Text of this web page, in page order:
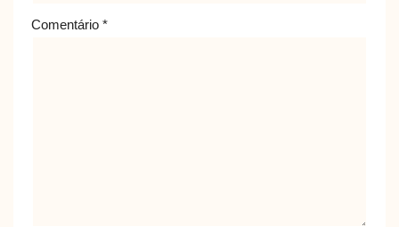
Comentário *